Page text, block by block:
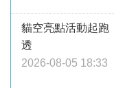
貓空亮點活動起
透
2026-08-05 18:33